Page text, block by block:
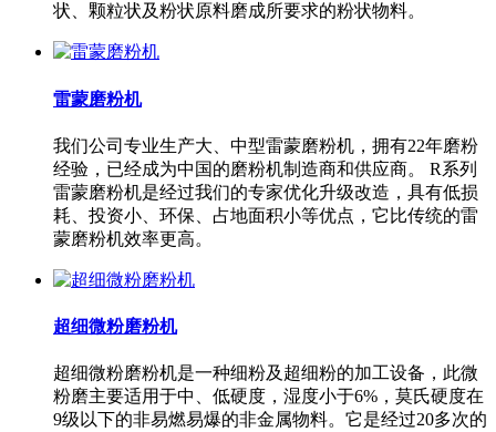
状、颗粒状及粉状原料磨成所要求的粉状物料。
雷蒙磨粉机
我们公司专业生产大、中型雷蒙磨粉机，拥有22年磨粉
经验，已经成为中国的磨粉机制造商和供应商。 R系列
雷蒙磨粉机是经过我们的专家优化升级改造，具有低损
耗、投资小、环保、占地面积小等优点，它比传统的雷
蒙磨粉机效率更高。
超细微粉磨粉机
超细微粉磨粉机是一种细粉及超细粉的加工设备，此微
粉磨主要适用于中、低硬度，湿度小于6%，莫氏硬度在
9级以下的非易燃易爆的非金属物料。它是经过20多次的